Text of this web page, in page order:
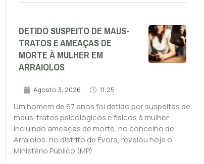
DETIDO SUSPEITO DE MAUS-
TRATOS E AMEAÇAS DE
MORTE À MULHER EM
ARRAIOLOS
Agosto 3, 2026 11:25
Um homem de 67 anos foi detido por suspeitas de
maus-tratos psicológicos e físicos à mulher,
incluindo ameaças de morte, no concelho de
Arraiolos, no distrito de Évora, revelou hoje o
Ministério Público (MP).